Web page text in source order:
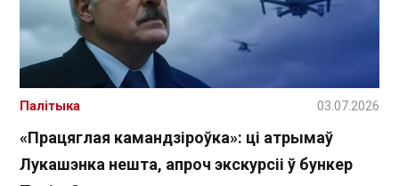
«Працяглая камандзіроўка»: ці атрымаў
Лукашэнка нешта, апроч экскурсіі ў бункер
Палітыка 03.07.2026